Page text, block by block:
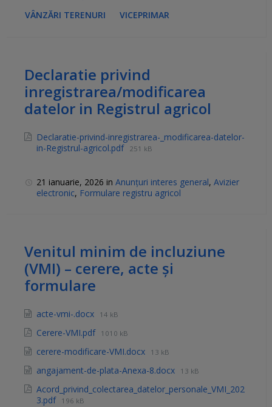
VÂNZĂRI TERENURI
VICEPRIMAR
Declaratie privind
inregistrarea/modificarea
datelor in Registrul agricol
Declaratie-privind-inregistrarea-_modificarea-datelor-
in-Registrul-agricol.pdf 251 kB
21 ianuarie, 2026 in Anunțuri interes general, Avizier
electronic, Formulare registru agricol
Venitul minim de incluziune
(VMI) – cerere, acte și
formulare
acte-vmi-.docx 14 kB
Cerere-VMI.pdf 1010 kB
cerere-modificare-VMI.docx 13 kB
angajament-de-plata-Anexa-8.docx 13 kB
Acord_privind_colectarea_datelor_personale_VMI_202
3.pdf 196 kB